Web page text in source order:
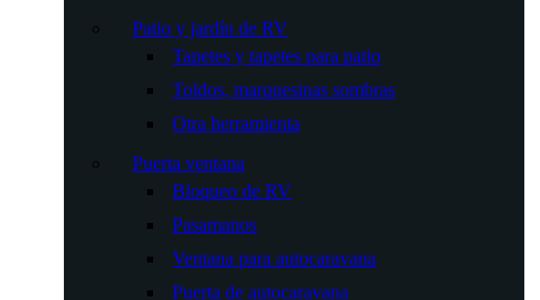
Patio y jardín de RV
Tapetes y tapetes para patio
Toldos, marquesinas sombras
Otra herramienta
Puerta ventana
Bloqueo de RV
Pasamanos
Ventana para autocaravana
Puerta de autocaravana